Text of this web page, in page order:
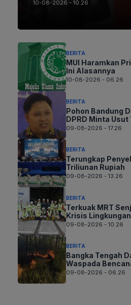
10-08-2026 - 10.26
BERITA
MUI Haramkan
Ini Alasannya
10-08-2026 - 06.26
BERITA
Pohon Bandung
DPRD Minta Usut
09-08-2026 - 17.26
BERITA
Terungkap
Triliunan Rupiah
09-08-2026 - 13.26
BERITA
Terkuak MRT
Krisis Lingkungan
09-08-2026 - 10.26
BERITA
Bangka Tengah
Waspada
09-08-2026 - 06.26